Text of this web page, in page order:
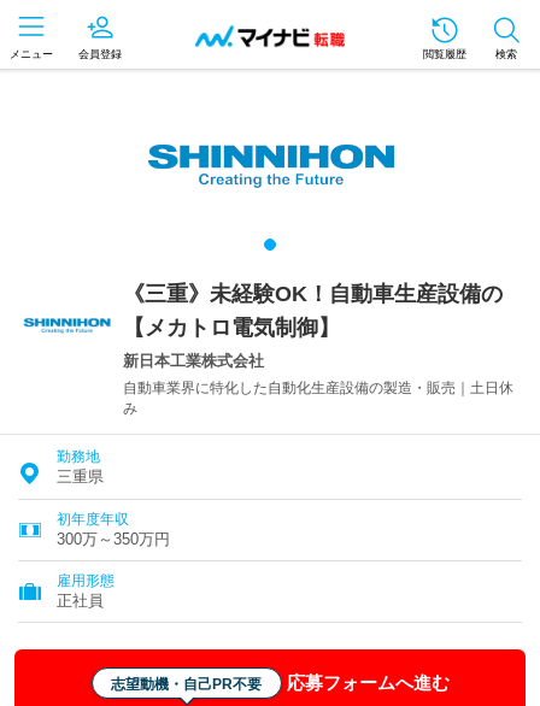
メニュー 会員登録 閲覧履歴 検索
《三重》未経験OK！自動車生産設備の
【メカトロ電気制御】
新日本工業株式会社
自動車業界に特化した自動化生産設備の製造・販売｜土日休
み
勤務地
三重県
初年度年収
300万～350万円
雇用形態
正社員
志望動機・自己PR不要 応募フォームへ進む